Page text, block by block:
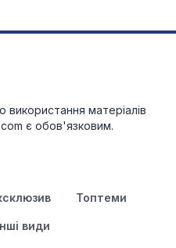
використання матеріалів
є обов'язковим.
Топтеми
види